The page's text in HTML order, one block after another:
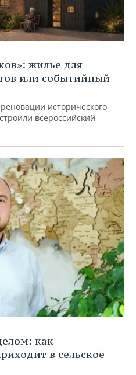
жилье для
или событийный
исторического
всероссийский
как
в сельское